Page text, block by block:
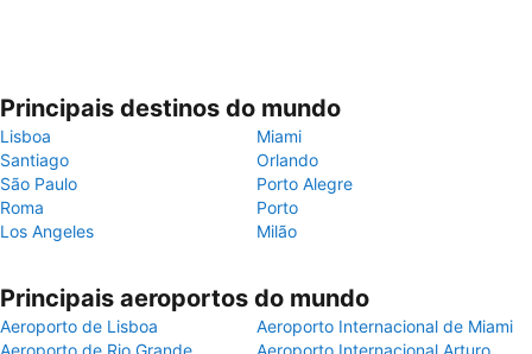
Principais destinos do mundo
Lisboa
Miami
Santiago
Orlando
São Paulo
Porto Alegre
Roma
Porto
Los Angeles
Milão
Principais aeroportos do mundo
Aeroporto de Lisboa
Aeroporto Internacional de Miami
Aeroporto de Rio Grande
Aeroporto Internacional Arturo